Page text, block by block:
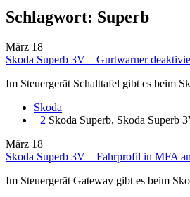
Schlagwort: Superb
März 18
Skoda Superb 3V – Gurtwarner
Im Steuergerät Schalttafel gibt es beim
Skoda
+2 Skoda Superb, Skoda Superb
März 18
Skoda Superb 3V – Fahrprofil in MFA
Im Steuergerät Gateway gibt es beim